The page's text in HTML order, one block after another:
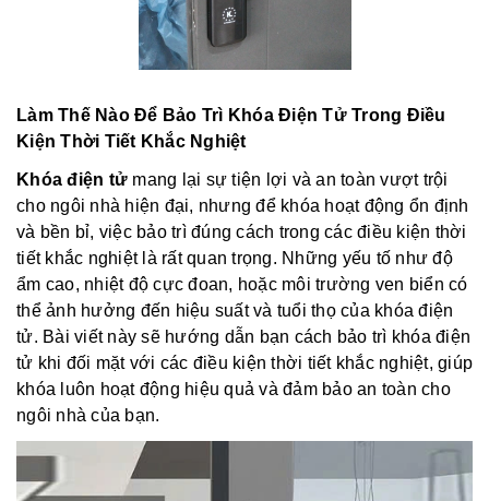
Làm Thế Nào Để Bảo Trì Khóa Điện Tử Trong Điều
Kiện Thời Tiết Khắc Nghiệt
Khóa điện tử mang lại sự tiện lợi và an toàn vượt trội
cho ngôi nhà hiện đại, nhưng để khóa hoạt động ổn định
và bền bỉ, việc bảo trì đúng cách trong các điều kiện thời
tiết khắc nghiệt là rất quan trọng. Những yếu tố như độ
ẩm cao, nhiệt độ cực đoan, hoặc môi trường ven biển có
thể ảnh hưởng đến hiệu suất và tuổi thọ của khóa điện
tử. Bài viết này sẽ hướng dẫn bạn cách bảo trì khóa điện
tử khi đối mặt với các điều kiện thời tiết khắc nghiệt, giúp
khóa luôn hoạt động hiệu quả và đảm bảo an toàn cho
ngôi nhà của bạn.